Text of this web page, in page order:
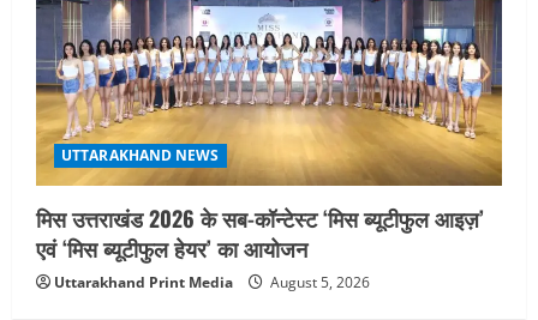
UTTARAKHAND NEWS
मिस उत्तराखंड 2026 के सब-कॉन्टेस्ट ‘मिस ब्यूटीफुल आइज़’
एवं ‘मिस ब्यूटीफुल हेयर’ का आयोजन
Uttarakhand Print Media August 5, 2026